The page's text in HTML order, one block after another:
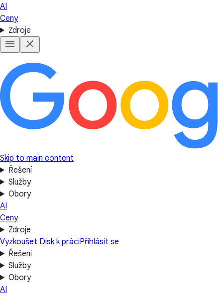
AI
Ceny
Zdroje
Skip to main content
Řešení
Služby
Obory
AI
Ceny
Zdroje
Vyzkoušet Disk k práciPřihlásit se
Řešení
Služby
Obory
AI